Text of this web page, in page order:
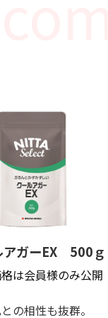
アガーEX 500ｇ
は会員様のみ公開
の相性も抜群。